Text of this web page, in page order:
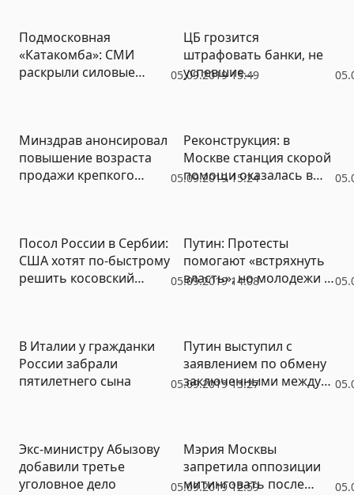
05.09.2019 15:49
Подмосковная
«Катакомба»: СМИ
раскрыли силовые
ЦБ грозится
штрафовать банки, не
успевшие
05.09.2019 15:24
Минздрав анонсировал
повышение возраста
продажи крепкого
Реконструкция: в
Москве станция скорой
помощи оказалась в
05.09.2019 14:08
Посол России в Сербии:
США хотят по-быстрому
решить косовский
Путин: Протесты
помогают «встряхнуть
власть», но молодежи –
05.09.2019 13:27
В Италии у гражданки
России забрали
пятилетнего сына
Путин выступил с
заявлением по обмену
заключенными между
05.09.2019 12:59
Экс-министру Абызову
добавили третье
уголовное дело
Мэрия Москвы
запретила оппозиции
митинговать после